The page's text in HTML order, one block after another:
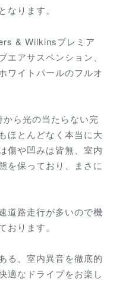
ります。
& Wilkinsプレミア
エアサスペンション、
ワイトパールのフルオ
ら光の当たらない完
ほとんどなく本当に大
傷や凹みは皆無、室内
を保っており、まさに
道路走行が多いので機
ります。
る、室内異音を徹底的
適なドライブをお楽し